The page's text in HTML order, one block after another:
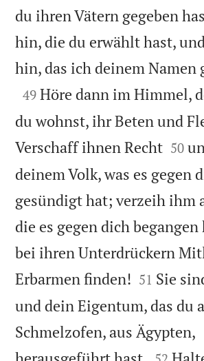
du ihren Vätern gegeben
hin, die du erwählt hast,
hin, das ich deinem Namen

49 Höre dann im Himmel,
du wohnst, ihr Beten und
Verschaff ihnen Recht
50
deinem Volk, was es gegen
gesündigt hat; verzeih ihm
die es gegen dich begangen
bei ihren Unterdrückern
Erbarmen finden! 

51 Sie
und dein Eigentum, das du
Schmelzofen, aus Ägypten,